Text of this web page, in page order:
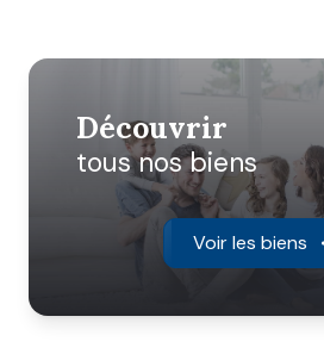
découvrir
tous nos biens
Voir les biens